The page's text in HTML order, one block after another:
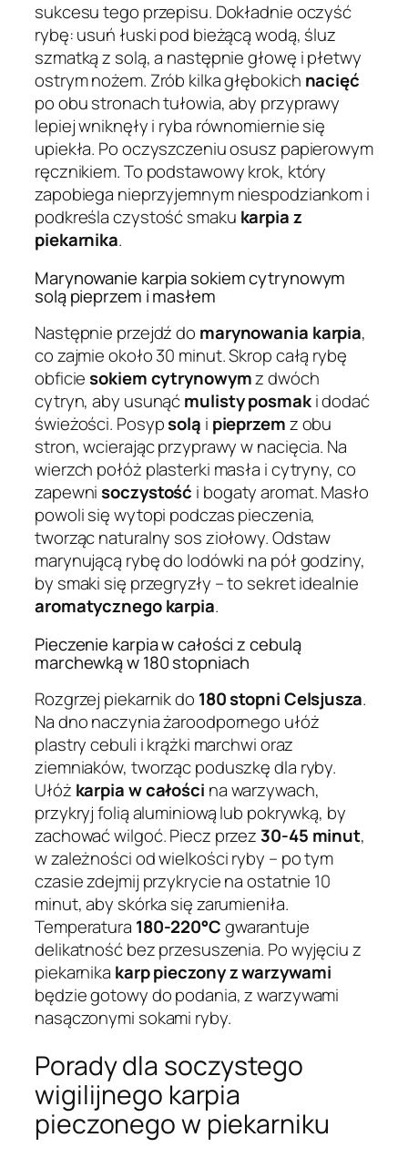
sukcesu tego przepisu. Dokładnie oczyść
rybę: usuń łuski pod bieżącą wodą, śluz
szmatką z solą, a następnie głowę i płetwy
ostrym nożem. Zrób kilka głębokich nacięć
po obu stronach tułowia, aby przyprawy
lepiej wniknęły i ryba równomiernie się
upiekła. Po oczyszczeniu osusz papierowym
ręcznikiem. To podstawowy krok, który
zapobiega nieprzyjemnym niespodziankom i
podkreśla czystość smaku karpia z
piekarnika.
Marynowanie karpia sokiem cytrynowym
solą pieprzem i masłem
Następnie przejdź do marynowania karpia,
co zajmie około 30 minut. Skrop całą rybę
obficiesokiem cytrynowymz dwóch
cytryn, aby usunąćmulisty posmaki dodać
świeżości. Posypsolą i pieprzemz obu
stron, wcierając przyprawy w nacięcia. Na
wierzch połóż plasterki masła i cytryny, co
zapewnisoczystość i bogaty aromat. Masło
powoli się wytopi podczas pieczenia,
tworząc naturalny sos ziołowy. Odstaw
marynującą rybę do lodówki na pół godziny,
by smaki się przegryzły – to sekret idealnie
aromatycznego karpia.
Pieczenie karpia w całości z cebulą
marchewką w 180 stopniach
Rozgrzej piekarnik do 180 stopni Celsjusza.
Na dno naczynia żaroodpornego ułóż
plastry cebuli i krążki marchwi oraz
ziemniaków, tworząc poduszkę dla ryby.
Ułóż karpia w całości na warzywach,
przykryj folią aluminiową lub pokrywką, by
zachować wilgoć. Piecz przez 30-45 minut,
w zależności od wielkości ryby – po tym
czasie zdejmij przykrycie na ostatnie 10
minut, aby skórka się zarumieniła.
Temperatura 180-220°Cgwarantuje
delikatność bez przesuszenia. Po wyjęciu z
piekarnika karp pieczony z warzywami
będzie gotowy do podania, z warzywami
nasączonymi sokami ryby.
Porady dla soczystego
wigilijnego karpia
pieczonego w piekarniku